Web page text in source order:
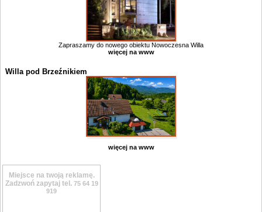
Zapraszamy do nowego obiektu Nowoczesna Willa
więcej na www
Willa pod Brzeźnikiem
więcej na www
Miejsce na twoją reklamę.
Zadzwoń zapytaj tel. 75 64 19
919